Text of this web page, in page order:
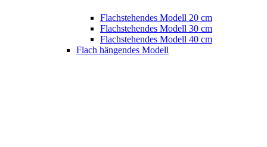
Flachstehendes Modell 20 cm
Flachstehendes Modell 30 cm
Flachstehendes Modell 40 cm
Flach hängendes Modell